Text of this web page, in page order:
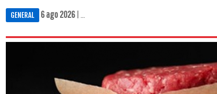
GENERAL 6 ago 2026 | ...